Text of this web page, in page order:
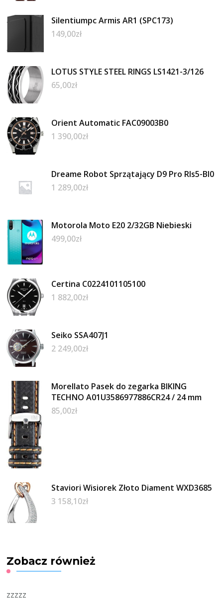
Silentiumpc Armis AR1 (SPC173)
149,00zł
LOTUS STYLE STEEL RINGS LS1421-3/126
65,00zł
Orient Automatic FAC09003B0
1 390,00zł
Dreame Robot Sprzątający D9 Pro Rls5-Bl0
1 289,00zł
Motorola Moto E20 2/32GB Niebieski
499,00zł
Certina C0224101105100
1 882,00zł
Seiko SSA407J1
2 249,00zł
Morellato Pasek do zegarka BIKING
TECHNO A01U3586977886CR24 / 24 mm
85,00zł
Staviori Wisiorek Złoto Diament WXD3685
3 158,10zł
Zobacz również
zzzzz